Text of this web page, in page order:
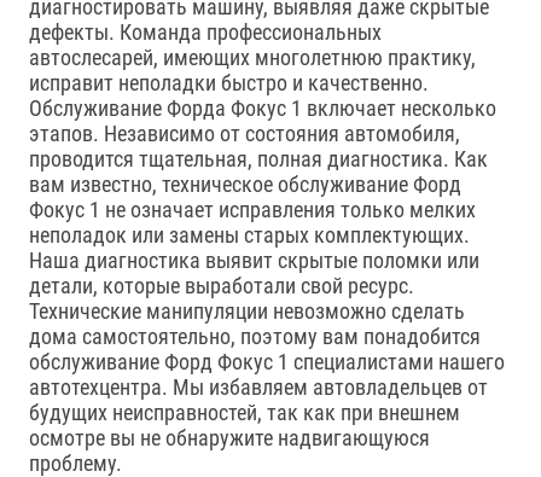
диагностировать машину, выявляя даже скрытые
дефекты. Команда профессиональных
автослесарей, имеющих многолетнюю практику,
исправит неполадки быстро и качественно.
Обслуживание Форда Фокус 1 включает несколько
этапов. Независимо от состояния автомобиля,
проводится тщательная, полная диагностика. Как
вам известно, техническое обслуживание Форд
Фокус 1 не означает исправления только мелких
неполадок или замены старых комплектующих.
Наша диагностика выявит скрытые поломки или
детали, которые выработали свой ресурс.
Технические манипуляции невозможно сделать
дома самостоятельно, поэтому вам понадобится
обслуживание Форд Фокус 1 специалистами нашего
автотехцентра. Мы избавляем автовладельцев от
будущих неисправностей, так как при внешнем
осмотре вы не обнаружите надвигающуюся
проблему.